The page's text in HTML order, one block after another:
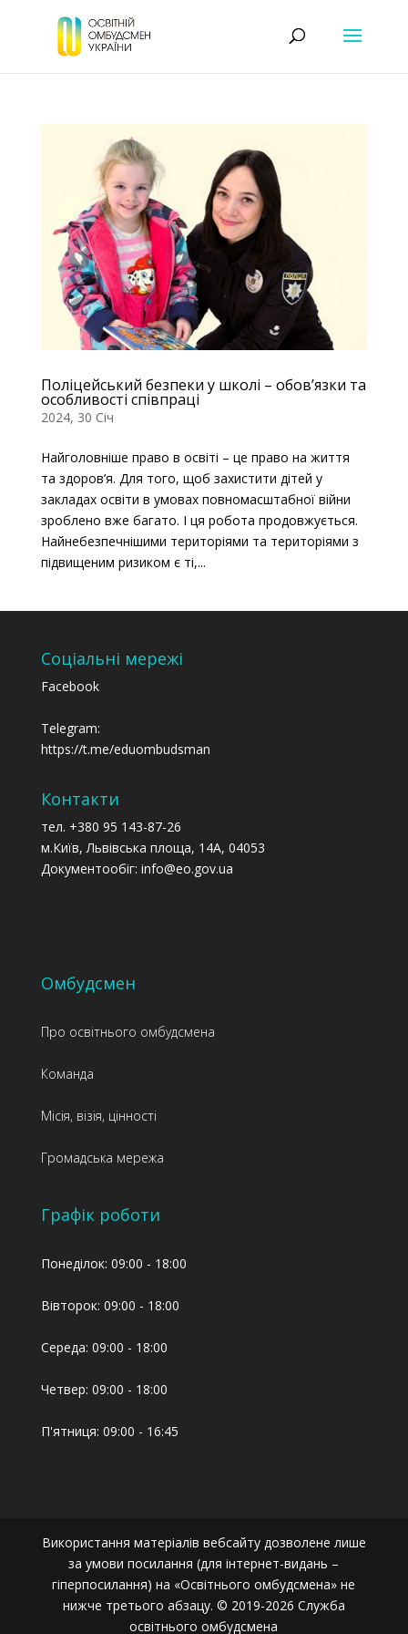
Поліцейський безпеки у школі – обов’язки та
особливості співпраці
2024, 30 Січ
Найголовніше право в освіті – це право на життя
та здоров’я. Для того, щоб захистити дітей у
закладах освіти в умовах повномасштабної війни
зроблено вже багато. І ця робота продовжується.
Найнебезпечнішими територіями та територіями з
підвищеним ризиком є ті,...
Соціальні мережі
Facebook
Telegram:
https://t.me/eduombudsman
Контакти
тел. +380 95 143-87-26
м.Київ, Львівська площа, 14А, 04053
Документообіг: info@eo.gov.ua
Омбудсмен
Про освітнього омбудсмена
Команда
Місія, візія, цінності
Громадська мережа
Графік роботи
Понеділок: 09:00 - 18:00
Вівторок: 09:00 - 18:00
Середа: 09:00 - 18:00
Четвер: 09:00 - 18:00
П'ятниця: 09:00 - 16:45
Використання матеріалів вебсайту дозволене лише
за умови посилання (для інтернет-видань –
гіперпосилання) на «Освітнього омбудсмена» не
нижче третього абзацу. © 2019-2026 Служба
освітнього омбудсмена